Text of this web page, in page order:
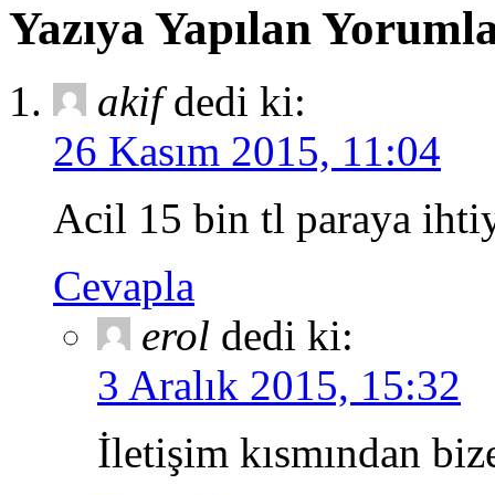
Yazıya Yapılan
akif dedi ki:
26 Kasım 2015, 11:04
Acil 15 bin tl paraya
Cevapla
erol dedi ki:
3 Aralık 2015, 15:32
İletişim kısmından